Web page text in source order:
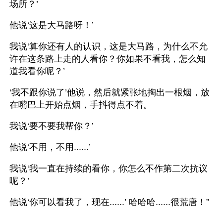
场所？’
他说‘这是大马路呀！’
我说‘算你还有人的认识，这是大马路，为什么不允
许在这条路上走的人看你？你如果不看我，怎么知
道我看你呢？’
‘我不跟你说了’他说，然后就紧张地掏出一根烟，放
在嘴巴上开始点烟，手抖得点不着。
我说‘要不要我帮你？’
他说‘不用，不用......’
我说‘我一直在持续的看你，你怎么不作第二次抗议
呢？’
他说‘你可以看我了，现在......’ 哈哈哈......很荒唐！”